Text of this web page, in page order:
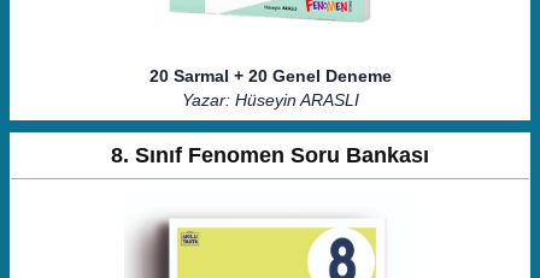
20 Sarmal + 20 Genel Deneme
Yazar: Hüseyin ARASLI
8. Sınıf Fenomen Soru Bankası